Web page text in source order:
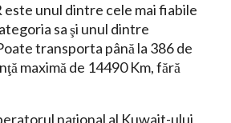
este unul dintre cele mai fiabile
sa şi unul dintre
transporta până la 386 de
maximă de 14490 Km, fără
naţional al Kuwait-ului,